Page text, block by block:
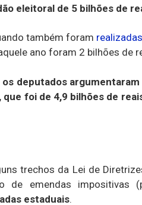
eleitoral de 5 bilhões de
também foram
ano foram 2 bilhões de
os deputados
foi de 4,9 bilhões de
trechos da Lei de
de emendas impositivas
estaduais.